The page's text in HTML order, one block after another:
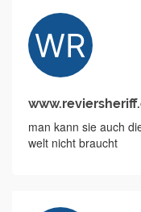
man kann sie auch
welt nicht braucht